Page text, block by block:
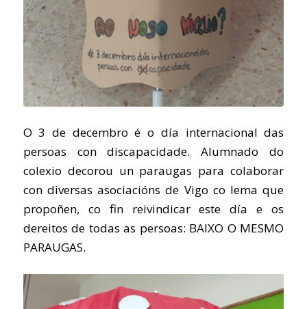
O 3 de decembro é o día internacional das
persoas con discapacidade. Alumnado do
colexio decorou un paraugas para colaborar
con diversas asociacións de Vigo co lema que
propoñen, co fin reivindicar este día e os
dereitos de todas as persoas: BAIXO O MESMO
PARAUGAS.